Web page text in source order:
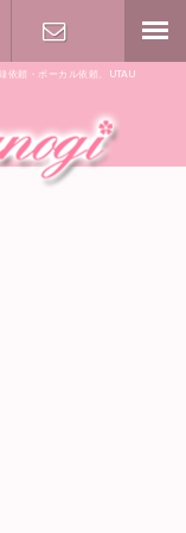
依頼・ボーカル依頼、UTAU
気軽に♪